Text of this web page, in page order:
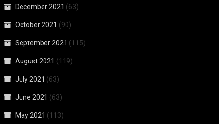
December 2021 (63)
October 2021 (90)
September 2021 (115)
August 2021 (119)
July 2021 (63)
June 2021 (63)
May 2021 (113)